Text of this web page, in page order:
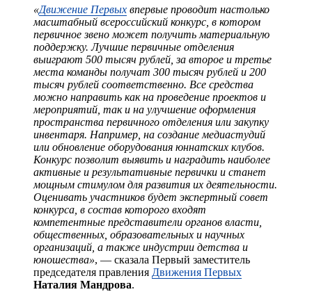
< Назад
«Движение Первых впервые проводит настолько
масштабный всероссийский конкурс, в котором
первичное звено может получить материальную
поддержку. Лучшие первичные отделения
выиграют 500 тысяч рублей, за второе и третье
места команды получат 300 тысяч рублей и 200
тысяч рублей соответственно. Все средства
можно направить как на проведение проектов и
мероприятий, так и на улучшение оформления
пространства первичного отделения или закупку
инвентаря. Например, на создание медиастудий
или обновление оборудования юннатских клубов.
Конкурс позволит выявить и наградить наиболее
активные и результативные первички и станет
мощным стимулом для развития их деятельности.
Оценивать участников будет экспертный совет
конкурса, в состав которого входят
компетентные представители органов власти,
общественных, образовательных и научных
организаций, а также индустрии детства и
юношества», — сказала Первый заместитель
председателя правления Движения Первых
Наталия Мандрова.